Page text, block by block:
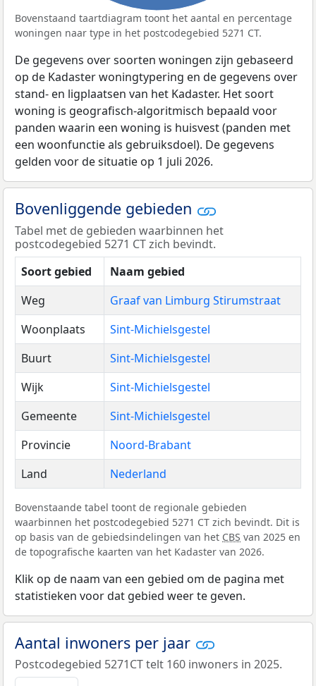
Bovenstaand taartdiagram toont het aantal en percentage
woningen naar type in het postcodegebied 5271 CT.
De gegevens over soorten woningen zijn gebaseerd
op de Kadaster woningtypering en de gegevens over
stand- en ligplaatsen van het Kadaster. Het soort
woning is geografisch-algoritmisch bepaald voor
panden waarin een woning is huisvest (panden met
een woonfunctie als gebruiksdoel). De gegevens
gelden voor de situatie op 1 juli 2026.
Bovenliggende gebieden
Tabel met de gebieden waarbinnen het
postcodegebied 5271 CT zich bevindt.
Soort gebied
Naam gebied
Weg
Graaf van Limburg Stirumstraat
Woonplaats
Sint-Michielsgestel
Buurt
Sint-Michielsgestel
Wijk
Sint-Michielsgestel
Gemeente
Sint-Michielsgestel
Provincie
Noord-Brabant
Land
Nederland
Bovenstaande tabel toont de regionale gebieden
waarbinnen het postcodegebied 5271 CT zich bevindt. Dit is
op basis van de gebiedsindelingen van het CBS van 2025 en
de topografische kaarten van het Kadaster van 2026.
Klik op de naam van een gebied om de pagina met
statistieken voor dat gebied weer te geven.
Aantal inwoners per jaar
Postcodegebied 5271CT telt 160 inwoners in 2025.